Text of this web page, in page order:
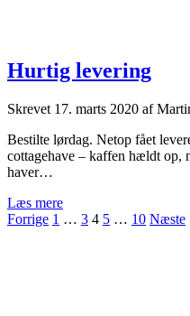
Hurtig levering
Skrevet 17. marts 2020 af
Bestilte lørdag. Netop fået
cottagehave – kaffen hældt op,
haver…
Læs mereHurtig
levering
Indlægsinddeling
Forrige 1 … 3 4 5 … 10 Næste